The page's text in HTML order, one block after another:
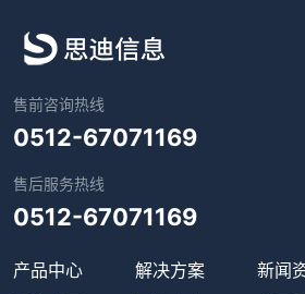
售前咨询热线
0512-67071169
售后服务热线
0512-67071169
产品中心
解决方案
新闻